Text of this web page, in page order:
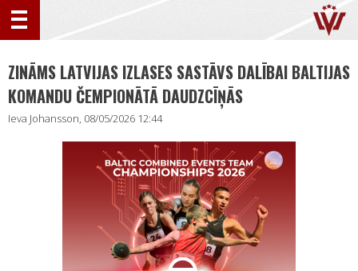
ZINĀMS LATVIJAS IZLASES SASTĀVS DALĪBAI BALTIJAS
KOMANDU ČEMPIONĀTĀ DAUDZCĪŅĀS
Ieva Johansson, 08/05/2026 12:44